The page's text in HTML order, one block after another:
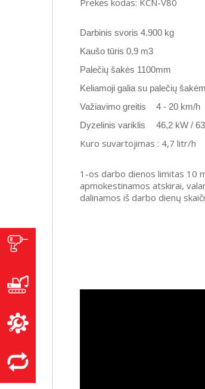
Prekės kodas: KCN-V80
Darbinis svoris 4.900 kg
Kaušo tūris 0,9 m3
Palečių šakės 1100mm
Keliamoji galia su palečių
Važiavimo greitis
4 - 20 km/h
Dyzelinis variklis
46,2 kW /
Kuro suvartojimas : 4,7 litr/h
1-os darbo dienos limitas 10
apmokestinamos atskirai,
dalinamos iš darbo dienų